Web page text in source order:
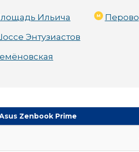
Ильича
Энтузиастов
Перово
Zenbook Prime